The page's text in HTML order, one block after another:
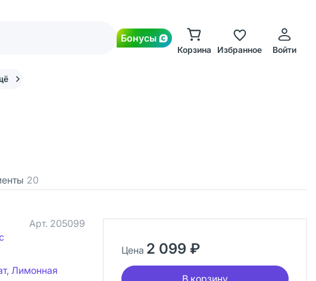
Бонусы
Корзина Избранное Войти
20
Арт. 205099
Лимонная
Цена 2 099 ₽
В корзину